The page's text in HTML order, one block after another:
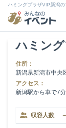
ハミングプラザVIP新潟の
ハミン
住所：
新潟県新潟市中央
アクセス：
新潟駅から車で7分
収容人数 ～